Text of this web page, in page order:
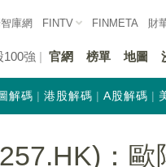
庫網 FINTV FINMETA 財
100強 官網 榜單 地圖
解碼 港股解碼 A股解碼
：